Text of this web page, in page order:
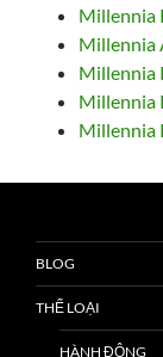
Millennia
Millennia
Millennia
Millennia
Millennia
BLOG
THỂ LOẠI
HÀNH ĐỘNG